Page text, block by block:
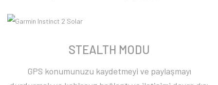
STEALTH MODU
GPS konumunuzu kaydetmeyi ve paylaşmayı